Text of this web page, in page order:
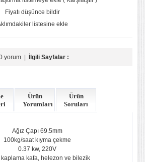
Fiyatı düşünce bildir
listesine ekle
yorum| İlgili Sayfalar :
Ürün
Yorumları
Ürün
Soruları
Ağız Çapı 69.5mm
100kg/saat kıyma çekme
0.37 kw, 220V
kaplama kafa, helezon ve bilezik